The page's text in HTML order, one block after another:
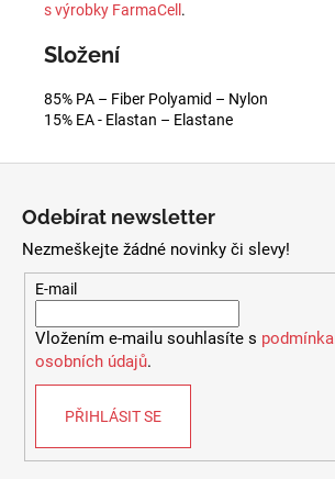
s výrobky FarmaCell .
Složení
85% PA – Fiber Polyamid – Nylon
15% EA - Elastan – Elastane
Odebírat newsletter
Nezmeškejte žádné novinky či slevy!
E-mail
Vložením e-mailu souhlasíte s
osobních údajů.
PŘIHLÁSIT SE